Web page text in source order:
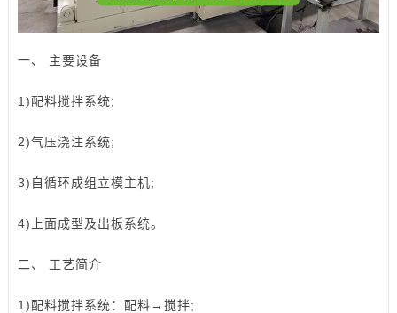
一、 主要设备
1)配料搅拌系统;
2)气压浇注系统;
3)自循环成组立模主机;
4)上面成型及出板系统。
二、 工艺简介
1)配料搅拌系统：配料→搅拌;